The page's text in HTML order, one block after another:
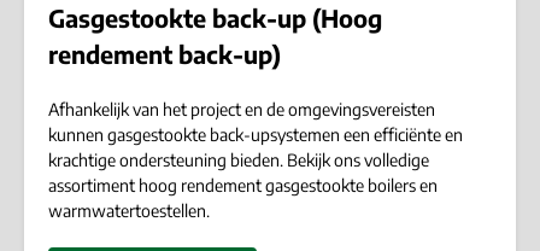
Gasgestookte back-up (Hoog
rendement back-up)
Afhankelijk van het project en de omgevingsvereisten
kunnen gasgestookte back-upsystemen een efficiënte en
krachtige ondersteuning bieden. Bekijk ons volledige
assortiment hoog rendement gasgestookte boilers en
warmwatertoestellen.